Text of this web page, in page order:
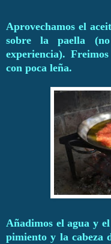
Aprovechamos el
sobre la paella
experiencia).
con poca leña.
Añadimos el agua y
pimiento y la cabeza